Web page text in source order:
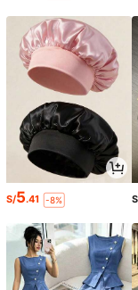
S/5.41 -8%